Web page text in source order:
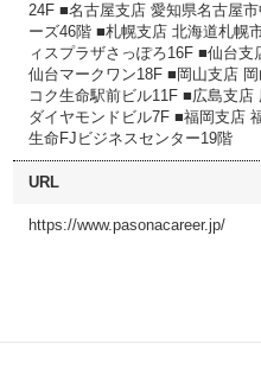
24F ■名古屋支店 愛知県名古屋
ーズ46階 ■札幌支店 北海道札
ィスプラザさっぽろ16F ■仙台
仙台マークワン18F ■岡山支店
コク生命駅前ビル11F ■広島支
ダイヤモンドビル7F ■福岡支店
生命FJビジネスセンター19階
URL
https://www.pasonacareer.jp/